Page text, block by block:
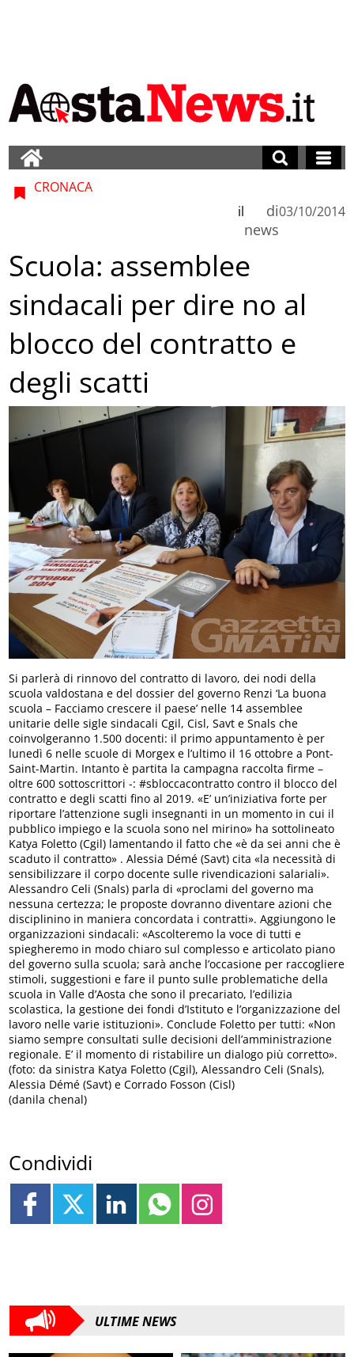
CRONACA
di
news
il 03/10/2014
Scuola: assemblee
sindacali per dire no al
blocco del contratto e
degli scatti
Si parlerà di rinnovo del contratto di lavoro, dei nodi della
scuola valdostana e del dossier del governo Renzi ‘La buona
scuola – Facciamo crescere il paese’ nelle 14 assemblee
unitarie delle sigle sindacali Cgil, Cisl, Savt e Snals che
coinvolgeranno 1.500 docenti: il primo appuntamento è per
lunedì 6 nelle scuole di Morgex e l’ultimo il 16 ottobre a Pont-
Saint-Martin. Intanto è partita la campagna raccolta firme –
oltre 600 sottoscrittori -: #sbloccacontratto contro il blocco del
contratto e degli scatti fino al 2019. «E’ un’iniziativa forte per
riportare l’attenzione sugli insegnanti in un momento in cui il
pubblico impiego e la scuola sono nel mirino» ha sottolineato
Katya Foletto (Cgil) lamentando il fatto che «è da sei anni che è
scaduto il contratto» . Alessia Démé (Savt) cita «la necessità di
sensibilizzare il corpo docente sulle rivendicazioni salariali».
Alessandro Celi (Snals) parla di «proclami del governo ma
nessuna certezza; le proposte dovranno diventare azioni che
disciplinino in maniera concordata i contratti». Aggiungono le
organizzazioni sindacali: «Ascolteremo la voce di tutti e
spiegheremo in modo chiaro sul complesso e articolato piano
del governo sulla scuola; sarà anche l’occasione per raccogliere
stimoli, suggestioni e fare il punto sulle problematiche della
scuola in Valle d’Aosta che sono il precariato, l’edilizia
scolastica, la gestione dei fondi d’Istituto e l’organizzazione del
lavoro nelle varie istituzioni». Conclude Foletto per tutti: «Non
siamo sempre consultati sulle decisioni dell’amministrazione
regionale. E’ il momento di ristabilire un dialogo più corretto».
(foto: da sinistra Katya Foletto (Cgil), Alessandro Celi (Snals),
Alessia Démé (Savt) e Corrado Fosson (Cisl)
(danila chenal)
Condividi
ULTIME NEWS